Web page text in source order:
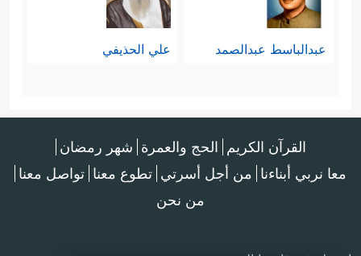
عبدالباسط عبدالصمد علي الحذيفي
القرآن الكريم الحج والعمرة شهر رمضان
معا نربي أبناءنا من أجل أسرتي تطوع معنا تواصل معنا
من نحن